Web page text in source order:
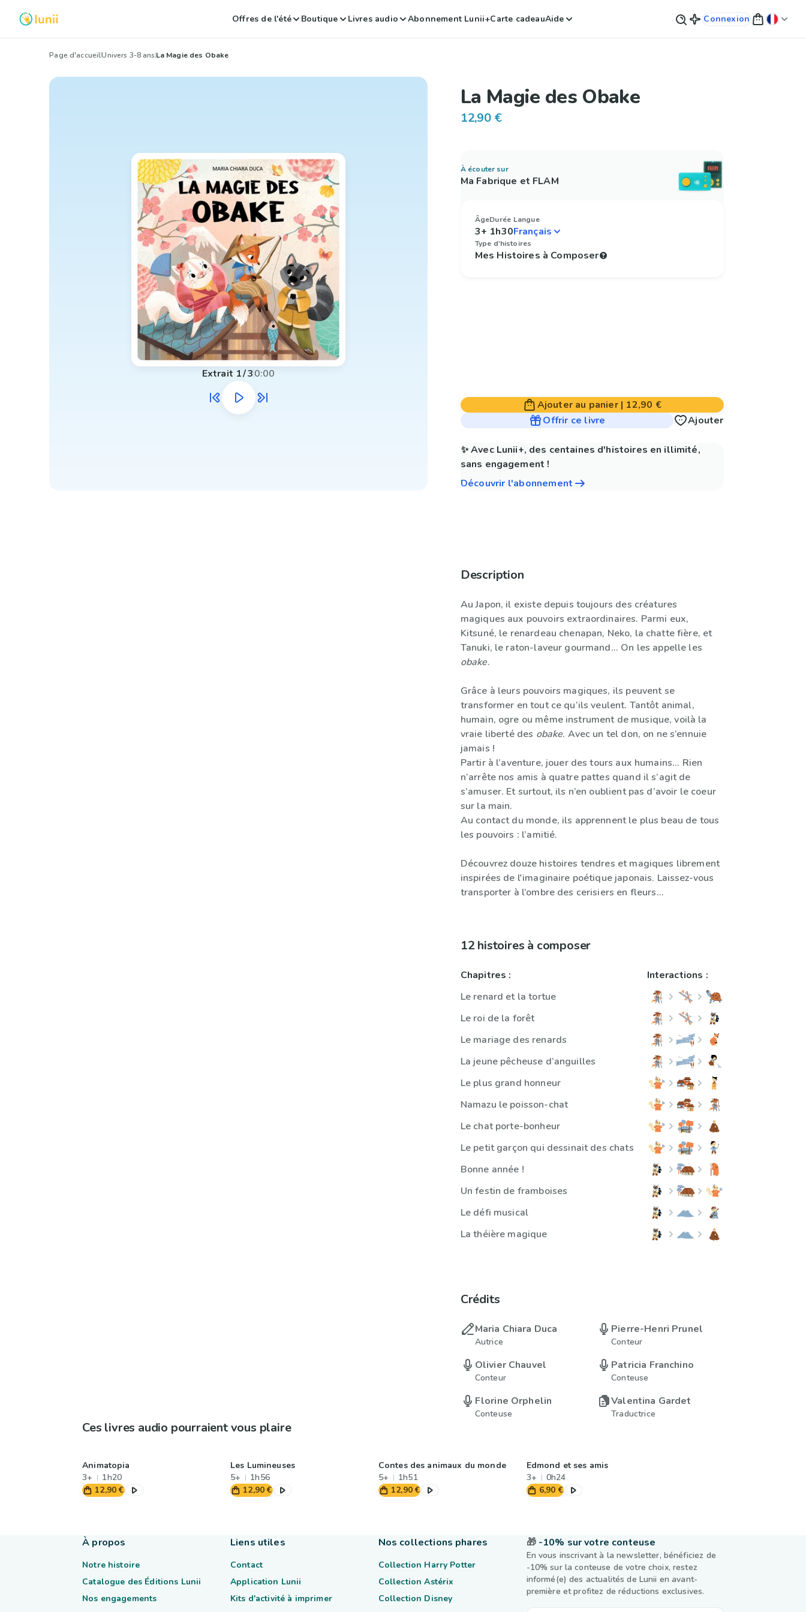
Offres de l'été Boutique Livres audio Abonnement Lunii+Carte cadeauAide Connexion
Page d'accueilUnivers 3-8 ansLa Magie des Obake
Extrait 1/30:00
La Magie des Obake
12,90 €
À écouter sur
Ma Fabrique et FLAM
Âge
3+
Durée
1h30
Langue
Type d'histoires
Mes Histoires à Composer
Ajouter au panier| 12,90 €
Offrir ce livre
Ajouter
✨ Avec Lunii+, des centaines d'histoires en illimité,
sans engagement !
Découvrir l'abonnement
Description
Au Japon, il existe depuis toujours des créatures
magiques aux pouvoirs extraordinaires. Parmi eux,
Kitsuné, le renardeau chenapan, Neko, la chatte fière, et
Tanuki, le raton-laveur gourmand... On les appelle les
obake.
Grâce à leurs pouvoirs magiques, ils peuvent se
transformer en tout ce qu’ils veulent. Tantôt animal,
humain, ogre ou même instrument de musique, voilà la
vraie liberté des obake. Avec un tel don, on ne s’ennuie
jamais !
Partir à l’aventure, jouer des tours aux humains... Rien
n’arrête nos amis à quatre pattes quand il s’agit de
s’amuser. Et surtout, ils n’en oublient pas d’avoir le coeur
sur la main.
Au contact du monde, ils apprennent le plus beau de tous
les pouvoirs : l’amitié.
Découvrez douze histoires tendres et magiques librement
inspirées de l'imaginaire poétique japonais. Laissez-vous
transporter à l’ombre des cerisiers en fleurs...
12 histoires à composer
Chapitres :
Le renard et la tortue
Le roi de la forêt
Le mariage des renards
La jeune pêcheuse d’anguilles
Le plus grand honneur
Namazu le poisson-chat
Le chat porte-bonheur
Le petit garçon qui dessinait des chats
Bonne année !
Un festin de framboises
Le défi musical
La théière magique
Interactions :
Crédits
Maria Chiara Duca
Autrice
Pierre-Henri Prunel
Conteur
Olivier Chauvel
Conteur
Patricia Franchino
Conteuse
Florine Orphelin
Conteuse
Valentina Gardet
Traductrice
Ces livres audio pourraient vous plaire
Animatopia
3+
1h20
12,90 €
Les Lumineuses
5+
1h56
12,90 €
Contes des animaux du monde
5+
1h51
12,90 €
Edmond et ses amis
3+
0h24
6,90 €
🎁 -10% sur votre conteuse
En vous inscrivant à la newsletter, bénéficiez de
-10% sur la conteuse de votre choix, restez
informé(e) des actualités de Lunii en avant-
première et profitez de réductions exclusives.
À propos
Notre histoire
Catalogue des Éditions Lunii
Nos engagements
Liens utiles
Contact
Application Lunii
Kits d'activité à imprimer
Nos collections phares
Collection Harry Potter
Collection Astérix
Collection Disney